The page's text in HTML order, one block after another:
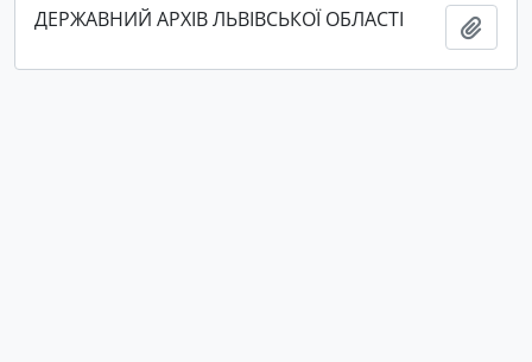
ДЕРЖАВНИЙ АРХІВ ЛЬВІВСЬКОЇ ОБЛАСТІ